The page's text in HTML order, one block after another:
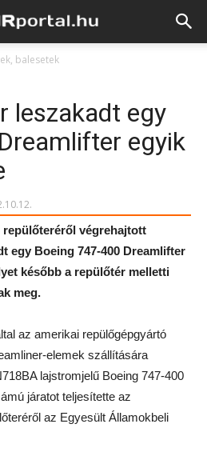
balesetek
leszakadt egy
egyik
végrehajtott
egy Boeing 747-400 Dreamlifter
később a repülőtér melletti
meg.
az amerikai repülőgépgyártó
elemek szállítására
lajstromjelű Boeing 747-400
járatot teljesítette az
az Egyesült Államokbeli